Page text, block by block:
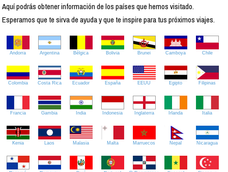
Aquí podrás obtener información de los países que hemos visitado.
Esperamos que te sirva de ayuda y que te inspire para tus próximos viajes.
Andorra Argentina Bélgica Bolivia Brunei Camboya Chile
Colombia Costa Rica Ecuador España EEUU Egipto Filipinas
Francia Gambia India Indonesia Inglaterra Irlanda Italia
Kenia Laos Malasia Malta Marruecos Nepal Nicaragua